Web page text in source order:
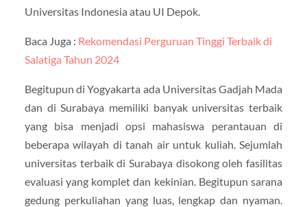
Universitas Indonesia atau UI Depok.
Baca Juga : Rekomendasi Perguruan Tinggi Terbaik di
Salatiga Tahun 2024
Begitupun di Yogyakarta ada Universitas Gadjah Mada
dan di Surabaya memiliki banyak universitas terbaik
yang bisa menjadi opsi mahasiswa perantauan di
beberapa wilayah di tanah air untuk kuliah. Sejumlah
universitas terbaik di Surabaya disokong oleh fasilitas
evaluasi yang komplet dan kekinian. Begitupun sarana
gedung perkuliahan yang luas, lengkap dan nyaman.